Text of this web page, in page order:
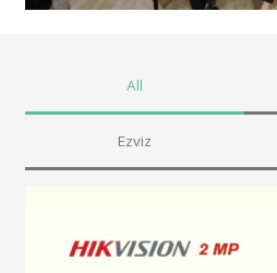
All
Ezviz